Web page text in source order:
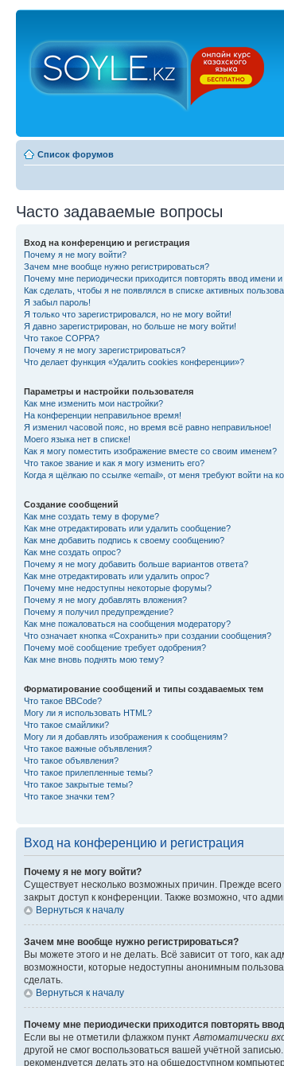
Список форумов
Часто задаваемые вопросы
Вход на конференцию и регистрация
Почему я не могу войти?
Зачем мне вообще нужно регистрироваться?
Почему мне периодически приходится повторять ввод имени
Как сделать, чтобы я не появлялся в списке активных
Я забыл пароль!
Я только что зарегистрировался, но не могу войти!
Я давно зарегистрирован, но больше не могу войти!
Что такое COPPA?
Почему я не могу зарегистрироваться?
Что делает функция «Удалить cookies конференции»?
Параметры и настройки пользователя
Как мне изменить мои настройки?
На конференции неправильное время!
Я изменил часовой пояс, но время всё равно неправильное!
Моего языка нет в списке!
Как я могу поместить изображение вместе со своим именем?
Что такое звание и как я могу изменить его?
Когда я щёлкаю по ссылке «email», от меня требуют войти на
Создание сообщений
Как мне создать тему в форуме?
Как мне отредактировать или удалить сообщение?
Как мне добавить подпись к своему сообщению?
Как мне создать опрос?
Почему я не могу добавить больше вариантов ответа?
Как мне отредактировать или удалить опрос?
Почему мне недоступны некоторые форумы?
Почему я не могу добавлять вложения?
Почему я получил предупреждение?
Как мне пожаловаться на сообщения модератору?
Что означает кнопка «Сохранить» при создании сообщения?
Почему моё сообщение требует одобрения?
Как мне вновь поднять мою тему?
Форматирование сообщений и типы создаваемых тем
Что такое BBCode?
Могу ли я использовать HTML?
Что такое смайлики?
Могу ли я добавлять изображения к сообщениям?
Что такое важные объявления?
Что такое объявления?
Что такое прилепленные темы?
Что такое закрытые темы?
Что такое значки тем?
Вход на конференцию и регистрация
Почему я не могу войти?
Существует несколько возможных причин. Прежде
закрыт доступ к конференции. Также возможно, что
Вернуться к началу
Зачем мне вообще нужно регистрироваться?
Вы можете этого и не делать. Всё зависит от того,
возможности, которые недоступны анонимным
сделать.
Вернуться к началу
Почему мне периодически приходится повторять
Если вы не отметили флажком пунктАвтоматически
другой не смог воспользоваться вашей учётной
рекомендуется делать это на общедоступном